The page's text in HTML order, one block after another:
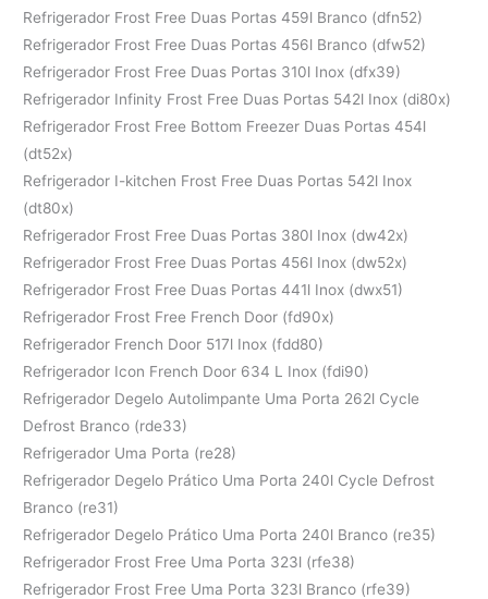
Refrigerador Frost Free Duas Portas 459l Branco (dfn52)
Refrigerador Frost Free Duas Portas 456l Branco (dfw52)
Refrigerador Frost Free Duas Portas 310l Inox (dfx39)
Refrigerador Infinity Frost Free Duas Portas 542l Inox (di80x)
Refrigerador Frost Free Bottom Freezer Duas Portas 454l
(dt52x)
Refrigerador I-kitchen Frost Free Duas Portas 542l Inox
(dt80x)
Refrigerador Frost Free Duas Portas 380l Inox (dw42x)
Refrigerador Frost Free Duas Portas 456l Inox (dw52x)
Refrigerador Frost Free Duas Portas 441l Inox (dwx51)
Refrigerador Frost Free French Door (fd90x)
Refrigerador French Door 517l Inox (fdd80)
Refrigerador Icon French Door 634 L Inox (fdi90)
Refrigerador Degelo Autolimpante Uma Porta 262l Cycle
Defrost Branco (rde33)
Refrigerador Uma Porta (re28)
Refrigerador Degelo Prático Uma Porta 240l Cycle Defrost
Branco (re31)
Refrigerador Degelo Prático Uma Porta 240l Branco (re35)
Refrigerador Frost Free Uma Porta 323l (rfe38)
Refrigerador Frost Free Uma Porta 323l Branco (rfe39)